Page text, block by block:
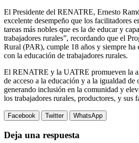
El Presidente del RENATRE, Ernesto
excelente desempeño que los facilitadores
tareas más nobles que es la de educar y
trabajadores rurales”, recordando que el
Rural (PAR), cumple 18 años y siempre ha
con la educación de trabajadores rurales.
El RENATRE y la UATRE promueven la
de acceso a la educación y a la igualdad de
generando inclusión en la comunidad y
los trabajadores rurales, productores, y sus
Facebook Twitter WhatsApp
Deja una respuesta